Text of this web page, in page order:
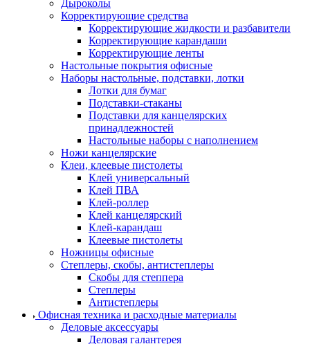
Дыроколы
Корректирующие средства
Корректирующие жидкости и разбавители
Корректирующие карандаши
Корректирующие ленты
Настольные покрытия офисные
Наборы настольные, подставки, лотки
Лотки для бумаг
Подставки-стаканы
Подставки для канцелярских
принадлежностей
Настольные наборы с наполнением
Ножи канцелярские
Клеи, клеевые пистолеты
Клей универсальный
Клей ПВА
Клей-роллер
Клей канцелярский
Клей-карандаш
Клеевые пистолеты
Ножницы офисные
Степлеры, скобы, антистеплеры
Скобы для степпера
Степлеры
Антистеплеры
Офисная техника и расходные материалы
Деловые аксессуары
Деловая галантерея